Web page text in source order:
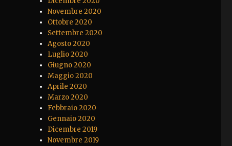
Novembre 2020
Ottobre 2020
Settembre 2020
Agosto 2020
Luglio 2020
Giugno 2020
Maggio 2020
Aprile 2020
Marzo 2020
Febbraio 2020
Gennaio 2020
Dicembre 2019
Novembre 2019